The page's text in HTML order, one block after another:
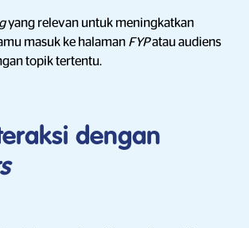
yang relevan untuk meningkatkan
masuk ke halaman FYPatau audiens
topik tertentu.
dengan